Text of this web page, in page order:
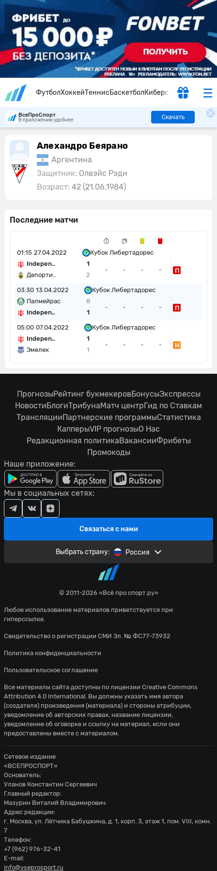
ФутболХоккейТеннисБаскетболКиберспорт
ВсеПроСпорт
В приложении удобнее Скачать
Алехандро Беярано
Аргентина
Защитник: Олвэйс Рэди
Возраст: 42 (21.06.1984)
Последние матчи
01:15 27.04.2022
Кубок Либертадорес
Indepen..
1
Депорти..
2
- - - - П
03:30 13.04.2022
Кубок Либертадорес
Палмейрас
8
Indepen..
1
- - - - П
05:00 07.04.2022
Кубок Либертадорес
Indepen..
1
Эмелек
1
- - - - Н
© 2011-2026 «Всё про спорт.ру»
Любое использование материалов приветствуется при
гиперссылке.
Свидетельство о регистрации СМИ Эл. № ФС77-73932
Политика конфиденциальности
Пользовательское соглашение
ПрогнозыРейтинг букмекеровБонусыЭкспрессы
НовостиБлогиТрибунаМатч центрГид по Ставкам
ТрансляцииПартнерские программыСтатистика
КапперыVIP прогнозыО Нас
Редакционная политикаВакансииФрибеты
Промокоды
Наше приложение:
Связаться с нами
Мы в социальных сетях:
Выбрать страну: Россия
Все материалы сайта доступны по лицензии Creative Commons
Attribution 4.0 International. Вы должны указать имя автора
(создателя) произведения (материала) и стороны атрибуции,
уведомление об авторских правах, название лицензии,
уведомление об оговорке и ссылку на материал, если они
предоставлены вместе с материалом.
Сетевое издание
«ВСЕПРОСПОРТ»
Основатель:
Уланов Константин Сергеевич
Главный редактор:
Мазурин Виталий Владимирович
Адрес редакции:
г. Москва, ул. Лётчика Бабушкина, д. 1, корп. 3, этаж 1, пом. VIII, комн.
7
Телефон:
+7 (962) 976-32-41
E-mail:
info@vseprosport.ru